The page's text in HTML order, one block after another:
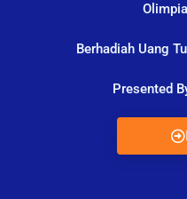
Berhadiah Uang
Presented